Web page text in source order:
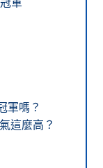
軍
軍嗎？
這麼高？